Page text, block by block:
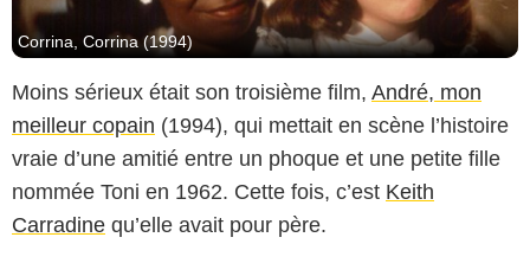
Corrina, Corrina (1994)
Moins sérieux était son troisième film, André, mon
meilleur copain (1994), qui mettait en scène l’histoire
vraie d’une amitié entre un phoque et une petite fille
nommée Toni en 1962. Cette fois, c’est Keith
Carradine qu’elle avait pour père.